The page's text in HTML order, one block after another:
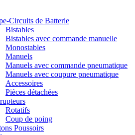
Circuits de Batterie
Bistables
Bistables avec commande manuelle
Monostables
Manuels
Manuels avec commande pneumatique
Manuels avec coupure pneumatique
Accessoires
Pièces détachées
Rotatifs
Coup de poing
Poussoirs